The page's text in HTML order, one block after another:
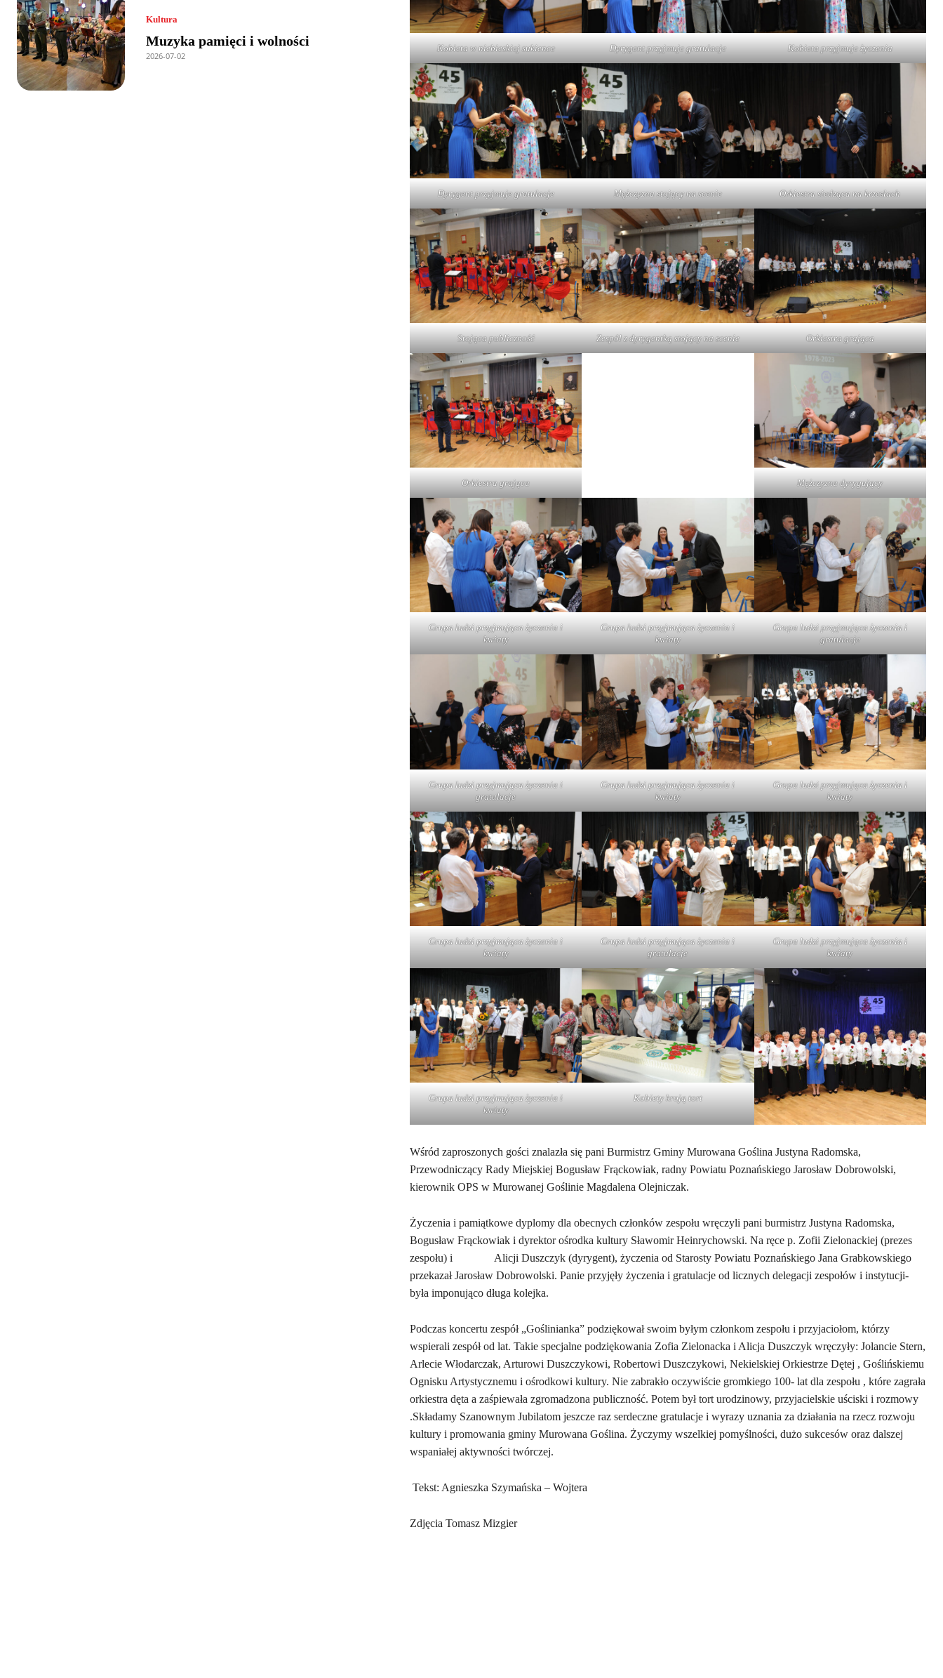
Kultura
Muzyka pamięci i wolności
2026-07-02
Kobieta w niebieskiej sukience Dyrygent przyjmuje gratulacje Kobieta przyjmuje życzenia
Dyrygent przyjmuje gratulacje Mężczyzna stojący na scenie Orkiestra siedząca na krzesłach
Stojąca publiczność Zespół z dyrygentką stojący na scenie Orkiestra grająca
Orkiestra grająca Mężczyzna dyrygujący
Grupa ludzi przyjmująca życzenia i
kwiaty
Grupa ludzi przyjmująca życzenia i
kwiaty
Grupa ludzi przyjmująca życzenia i
gratulacje
Grupa ludzi przyjmująca życzenia i
gratulacje
Grupa ludzi przyjmująca życzenia i
kwiaty
Grupa ludzi przyjmująca życzenia i
kwiaty
Grupa ludzi przyjmująca życzenia i
kwiaty
Grupa ludzi przyjmująca życzenia i
gratulacje
Grupa ludzi przyjmująca życzenia i
kwiaty
Grupa ludzi przyjmująca życzenia i
kwiaty
Kobiety kroją tort
Wśród zaproszonych gości znalazła się pani Burmistrz Gminy Murowana Goślina Justyna Radomska,
Przewodniczący Rady Miejskiej Bogusław Frąckowiak, radny Powiatu Poznańskiego Jarosław Dobrowolski,
kierownik OPS w Murowanej Goślinie Magdalena Olejniczak.
Życzenia i pamiątkowe dyplomy dla obecnych członków zespołu wręczyli pani burmistrz Justyna Radomska,
Bogusław Frąckowiak i dyrektor ośrodka kultury Sławomir Heinrychowski. Na ręce p. Zofii Zielonackiej (prezes
zespołu) i Alicji Duszczyk (dyrygent), życzenia od Starosty Powiatu Poznańskiego Jana Grabkowskiego
przekazał Jarosław Dobrowolski. Panie przyjęły życzenia i gratulacje od licznych delegacji zespołów i instytucji-
była imponująco długa kolejka.
Podczas koncertu zespół „Goślinianka” podziękował swoim byłym członkom zespołu i przyjaciołom, którzy
wspierali zespół od lat. Takie specjalne podziękowania Zofia Zielonacka i Alicja Duszczyk wręczyły: Jolancie Stern,
Arlecie Włodarczak, Arturowi Duszczykowi, Robertowi Duszczykowi, Nekielskiej Orkiestrze Dętej , Goślińskiemu
Ognisku Artystycznemu i ośrodkowi kultury. Nie zabrakło oczywiście gromkiego 100- lat dla zespołu , które zagrała
orkiestra dęta a zaśpiewała zgromadzona publiczność. Potem był tort urodzinowy, przyjacielskie uściski i rozmowy
.Składamy Szanownym Jubilatom jeszcze raz serdeczne gratulacje i wyrazy uznania za działania na rzecz rozwoju
kultury i promowania gminy Murowana Goślina. Życzymy wszelkiej pomyślności, dużo sukcesów oraz dalszej
wspaniałej aktywności twórczej.
Tekst: Agnieszka Szymańska – Wojtera
Zdjęcia Tomasz Mizgier